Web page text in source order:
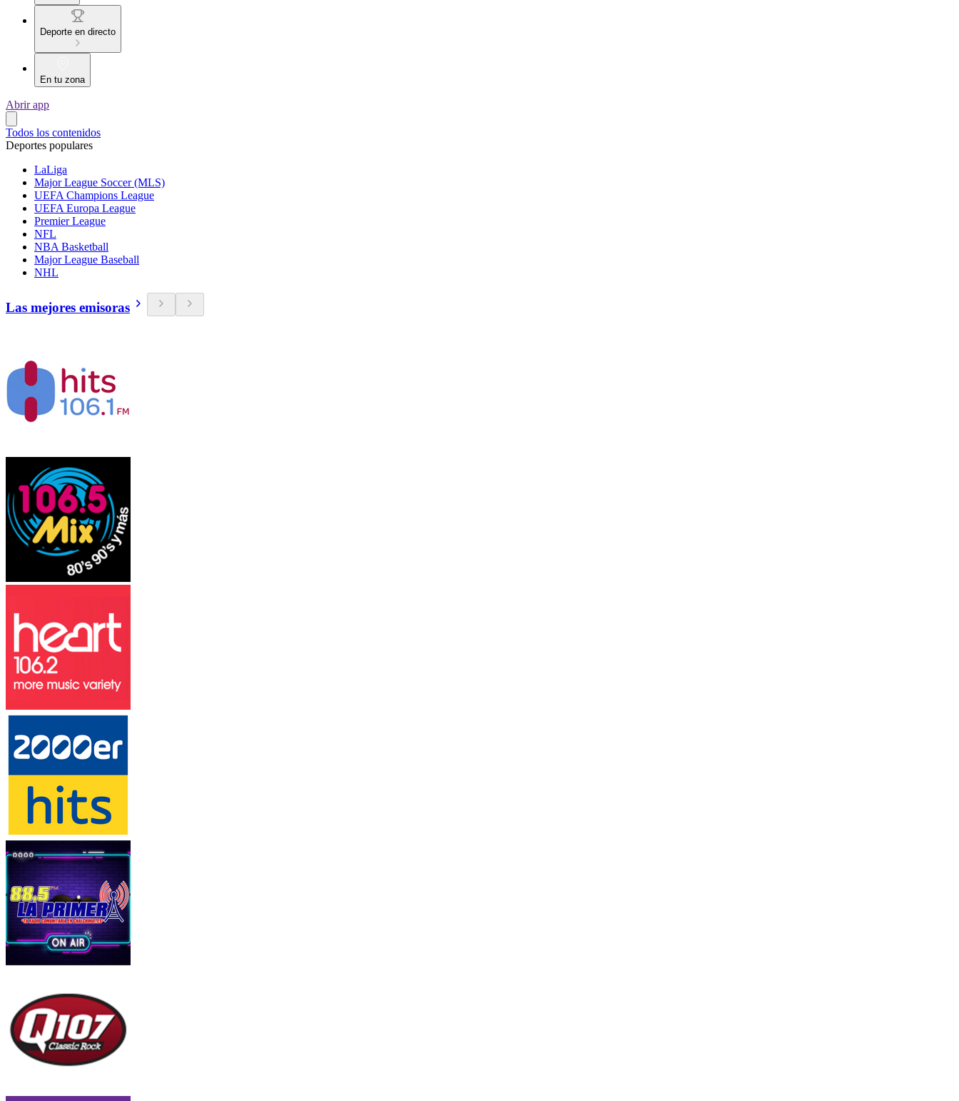
Deporte en directo
En tu zona
Abrir app
Todos los contenidos
Deportes populares
LaLiga
Major League Soccer (MLS)
UEFA Champions League
UEFA Europa League
Premier League
NFL
NBA Basketball
Major League Baseball
NHL
Las mejores emisoras